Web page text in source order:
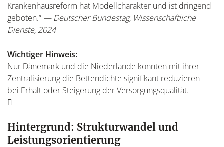
Krankenhausreform hat Modellcharakter und ist dringend
geboten.“ — Deutscher Bundestag, Wissenschaftliche
Dienste, 2024
Wichtiger Hinweis:
Nur Dänemark und die Niederlande konnten mit ihrer
Zentralisierung die Bettendichte signifikant reduzieren –
bei Erhalt oder Steigerung der Versorgungsqualität.
Hintergrund: Strukturwandel und
Leistungsorientierung